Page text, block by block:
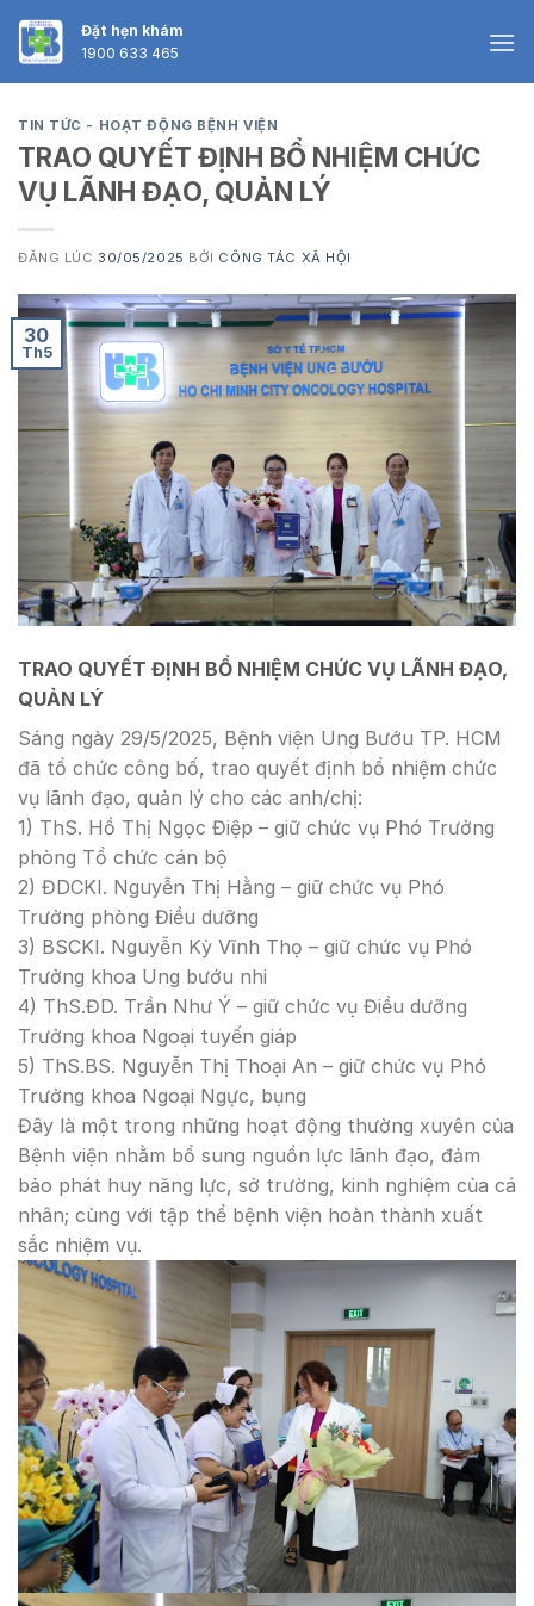
Skip
Đặt hẹn khám
1900 633 465
TIN TỨC - HOẠT ĐỘNG BỆNH VIỆN
TRAO QUYẾT ĐỊNH BỔ NHIỆM CHỨC
VỤ LÃNH ĐẠO, QUẢN LÝ
ĐĂNG LÚC 30/05/2025 BỞI CÔNG TÁC XÃ HỘI
30
Th5
TRAO QUYẾT ĐỊNH BỔ NHIỆM CHỨC VỤ LÃNH ĐẠO,
QUẢN LÝ
Sáng ngày 29/5/2025, Bệnh viện Ung Bướu TP. HCM
đã tổ chức công bố, trao quyết định bổ nhiệm chức
vụ lãnh đạo, quản lý cho các anh/chị:
1) ThS. Hồ Thị Ngọc Điệp – giữ chức vụ Phó Trưởng
phòng Tổ chức cán bộ
2) ĐDCKI. Nguyễn Thị Hằng – giữ chức vụ Phó
Trưởng phòng Điều dưỡng
3) BSCKI. Nguyễn Kỳ Vĩnh Thọ – giữ chức vụ Phó
Trưởng khoa Ung bướu nhi
4) ThS.ĐD. Trần Như Ý – giữ chức vụ Điều dưỡng
Trưởng khoa Ngoại tuyến giáp
5) ThS.BS. Nguyễn Thị Thoại An – giữ chức vụ Phó
Trưởng khoa Ngoại Ngực, bụng
Đây là một trong những hoạt động thường xuyên của
Bệnh viện nhằm bổ sung nguồn lực lãnh đạo, đảm
bảo phát huy năng lực, sở trường, kinh nghiệm của cá
nhân; cùng với tập thể bệnh viện hoàn thành xuất
sắc nhiệm vụ.